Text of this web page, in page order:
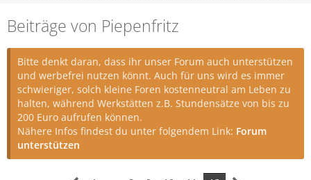
Beiträge von Piepenfritz
Bitte denkt daran, dass ihr unser Forum auch unterstützen
und werbefrei nutzen könnt. Auch für uns wird es immer
schwieriger, solch kleine Foren kostenneutral am Leben zu
halten, während Werkstätten z.B. Stundensätze von bis zu
200 Euro aufrufen können.
Nähere Infos findest du unter folgendem Link: Forum
unterstützen